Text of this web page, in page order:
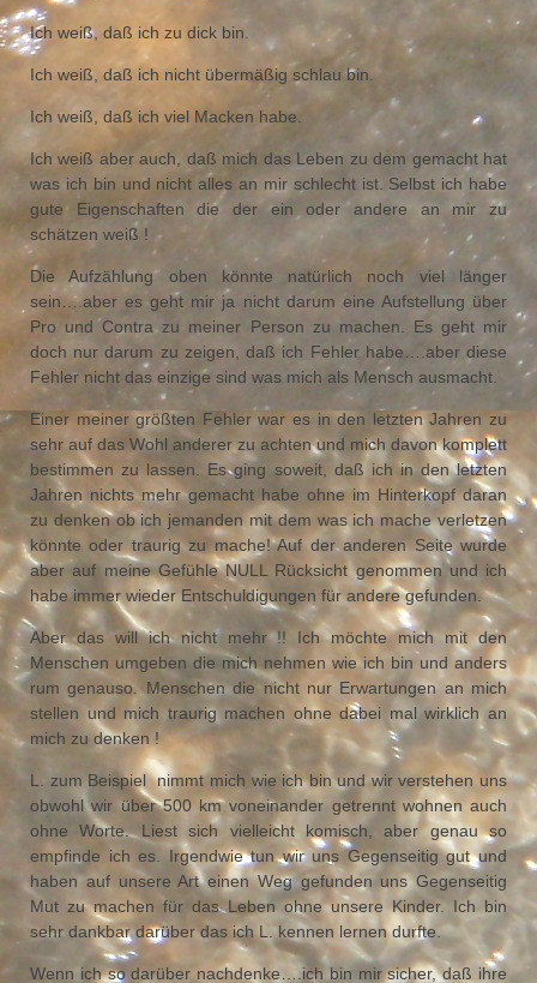
Ich weiß, daß ich zu dick bin.
Ich weiß, daß ich nicht übermäßig schlau bin.
Ich weiß, daß ich viel Macken habe.
Ich weiß aber auch, daß mich das Leben zu dem gemacht hat
was ich bin und nicht alles an mir schlecht ist. Selbst ich habe
gute Eigenschaften die der ein oder andere an mir zu
schätzen weiß !
Die Aufzählung oben könnte natürlich noch viel länger
sein….aber es geht mir ja nicht darum eine Aufstellung über
Pro und Contra zu meiner Person zu machen. Es geht mir
doch nur darum zu zeigen, daß ich Fehler habe….aber diese
Fehler nicht das einzige sind was mich als Mensch ausmacht.
Einer meiner größten Fehler war es in den letzten Jahren zu
sehr auf das Wohl anderer zu achten und mich davon komplett
bestimmen zu lassen. Es ging soweit, daß ich in den letzten
Jahren nichts mehr gemacht habe ohne im Hinterkopf daran
zu denken ob ich jemanden mit dem was ich mache verletzen
könnte oder traurig zu mache! Auf der anderen Seite wurde
aber auf meine Gefühle NULL Rücksicht genommen und ich
habe immer wieder Entschuldigungen für andere gefunden.
Aber das will ich nicht mehr !! Ich möchte mich mit den
Menschen umgeben die mich nehmen wie ich bin und anders
rum genauso. Menschen die nicht nur Erwartungen an mich
stellen und mich traurig machen ohne dabei mal wirklich an
mich zu denken !
L. zum Beispiel nimmt mich wie ich bin und wir verstehen uns
obwohl wir über 500 km voneinander getrennt wohnen auch
ohne Worte. Liest sich vielleicht komisch, aber genau so
empfinde ich es. Irgendwie tun wir uns Gegenseitig gut und
haben auf unsere Art einen Weg gefunden uns Gegenseitig
Mut zu machen für das Leben ohne unsere Kinder. Ich bin
sehr dankbar darüber das ich L. kennen lernen durfte.
Wenn ich so darüber nachdenke….ich bin mir sicher, daß ihre